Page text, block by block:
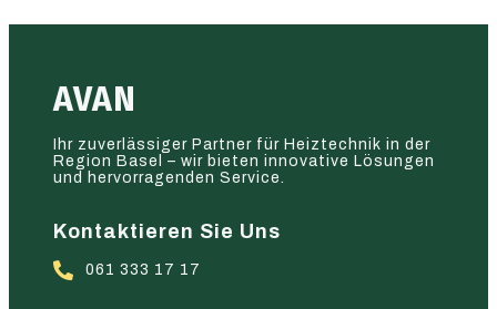
AVAN
Ihr zuverlässiger Partner für Heiztechnik in der
Region Basel – wir bieten innovative Lösungen
und hervorragenden Service.
Kontaktieren Sie Uns
061 333 17 17